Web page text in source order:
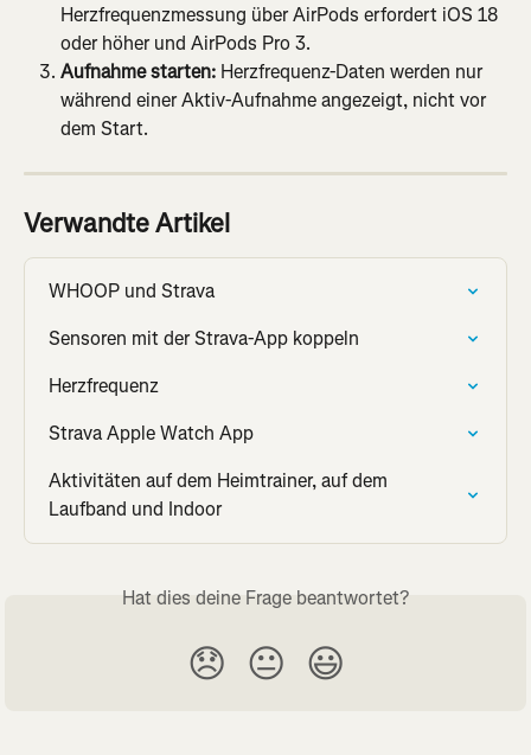
Herzfrequenzmessung über AirPods erfordert iOS 18
oder höher und AirPods Pro 3.
Aufnahme starten: Herzfrequenz-Daten werden nur
während einer Aktiv-Aufnahme angezeigt, nicht vor
dem Start.
Verwandte Artikel
WHOOP und Strava
Sensoren mit der Strava-App koppeln
Herzfrequenz
Strava Apple Watch App
Aktivitäten auf dem Heimtrainer, auf dem
Laufband und Indoor
Hat dies deine Frage beantwortet?
😞 😐 😃